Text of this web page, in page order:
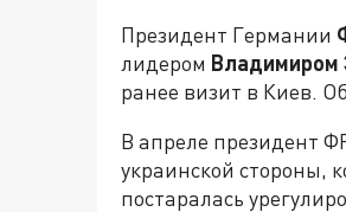
Президент Германии
лидером Владимиром
ранее визит в Киев.
В апреле президент
украинской стороны,
постаралась